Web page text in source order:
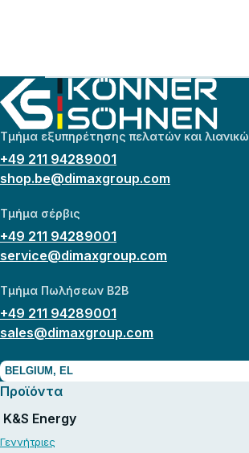
Τμήμα εξυπηρέτησης πελατών και
+49 211 94289001
shop.be@dimaxgroup.com
Τμήμα σέρβις
+49 211 94289001
service@dimaxgroup.com
Τμήμα Πωλήσεων B2B
+49 211 94289001
sales@dimaxgroup.com
BELGIUM, EL
Προϊόντα
K&S Energy
Γεννήτριες